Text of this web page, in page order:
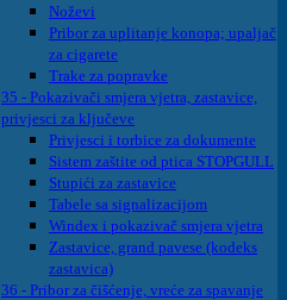
Noževi
Pribor za uplitanje konopa; upaljač
za cigarete
Trake za popravke
35 - Pokazivači smjera vjetra, zastavice,
privjesci za ključeve
Privjesci i torbice za dokumente
Sistem zaštite od ptica STOPGULL
Stupići za zastavice
Tabele sa signalizacijom
Windex i pokazivač smjera vjetra
Zastavice, grand pavese (kodeks
zastavica)
36 - Pribor za čišćenje, vreće za spavanje